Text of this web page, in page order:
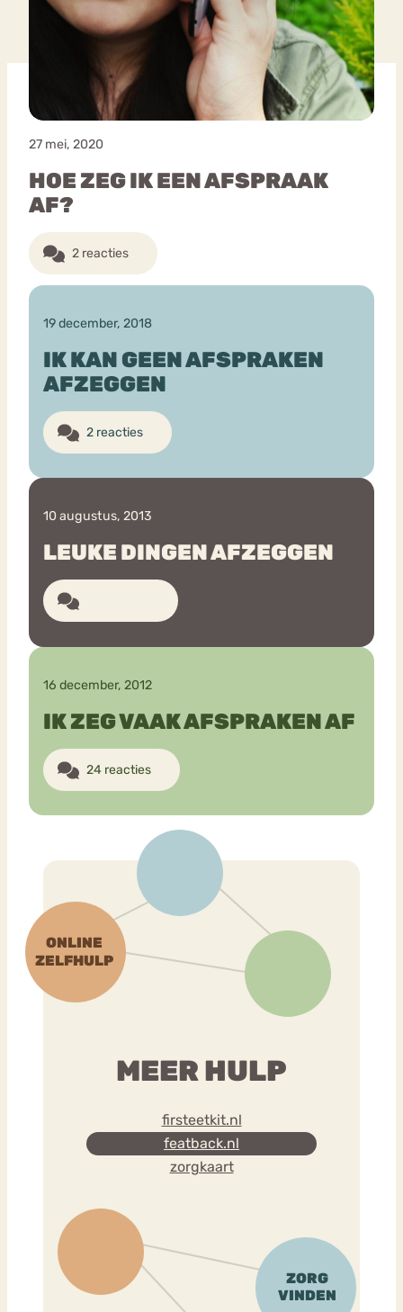
27 mei, 2020
HOE ZEG IK EEN AFSPRAAK
AF?
2 reacties
19 december, 2018
IK KAN GEEN AFSPRAKEN
AFZEGGEN
2 reacties
10 augustus, 2013
LEUKE DINGEN AFZEGGEN
16 december, 2012
IK ZEG VAAK AFSPRAKEN AF
24 reacties
MEER HULP
firsteetkit.nl
featback.nl
zorgkaart
Chat
Forum
osa
Eetstoornis Anorexia Nervosa
Orthorexia
Afvallen Angst